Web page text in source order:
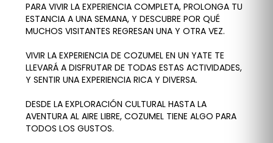
PARA VIVIR LA EXPERIENCIA COMPLETA, PROLONGA TU
ESTANCIA A UNA SEMANA, Y DESCUBRE POR QUÉ
MUCHOS VISITANTES REGRESAN UNA Y OTRA VEZ.
VIVIR LA EXPERIENCIA DE COZUMEL EN UN YATE TE
LLEVARÁ A DISFRUTAR DE TODAS ESTAS ACTIVIDADES,
Y SENTIR UNA EXPERIENCIA RICA Y DIVERSA.
DESDE LA EXPLORACIÓN CULTURAL HASTA LA
AVENTURA AL AIRE LIBRE, COZUMEL TIENE ALGO PARA
TODOS LOS GUSTOS.